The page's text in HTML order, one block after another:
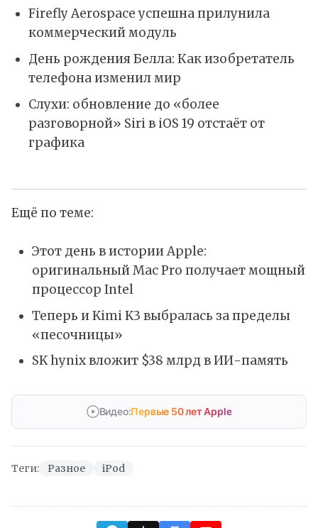
Firefly Aerospace успешна прилунила
коммерческий модуль
День рождения Белла: Как изобретатель
телефона изменил мир
Слухи: обновление до «более
разговорной» Siri в iOS 19 отстаёт от
графика
Ещё по теме:
Этот день в истории Apple:
оригинальный Mac Pro получает мощный
процессор Intel
Теперь и Kimi K3 выбралась за пределы
«песочницы»
SK hynix вложит $38 млрд в ИИ-память
Видео:Первые 50 лет Apple
Теги: Разное iPod